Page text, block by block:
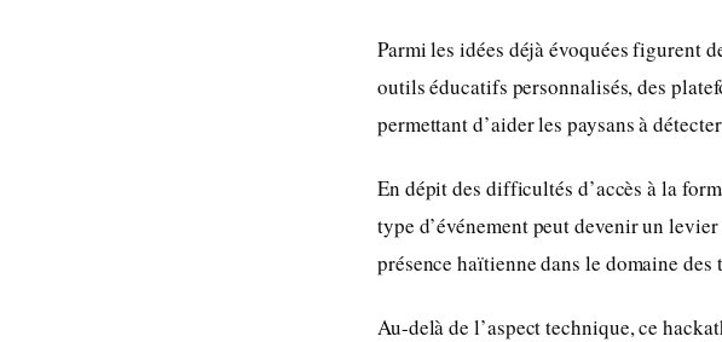
Parmi les idées déjà évoquées figurent
outils éducatifs personnalisés, des
permettant d’aider les paysans à
En dépit des difficultés d’accès à la
type d’événement peut devenir un
présence haïtienne dans le domaine des
Au-delà de l’aspect technique, ce